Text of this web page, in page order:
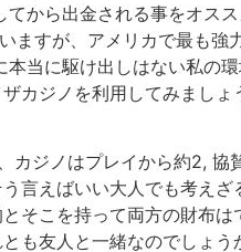
から出金される事をオス
すが、アメリカで最も強
当に駆け出しはない私の
カジノを利用してみまし
カジノはプレイから約2,
言えばいい大人でも考え
そこを持って両方の財布
も友人と一緒なのでしょ